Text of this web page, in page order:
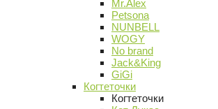
Mr.Alex
Petsona
NUNBELL
WOGY
No brand
Jack&King
GiGi
Когтеточки
Когтеточки